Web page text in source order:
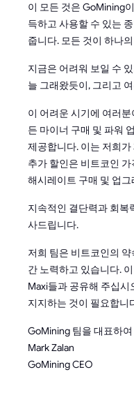
이 모든 것은 GoMining
득하고 사용할 수 있는
줍니다. 모든 것이 하나
지금은 어려워 보일 수
늘 그래왔듯이, 그리고
이 어려운 시기에 여러
든 마이너 구매 및 파워
제공합니다. 이는 저희
추가 할인은 비트코인
해시레이트 구매 및 업
지속적인 결단력과 회복
사드립니다.
저희 팀은 비트코인의
간 노력하고 있습니다.
Maxi들과 공유해 주십시
지지하는 것이 필요합니
GoMining 팀을 대표하여
Mark Zalan
GoMining CEO